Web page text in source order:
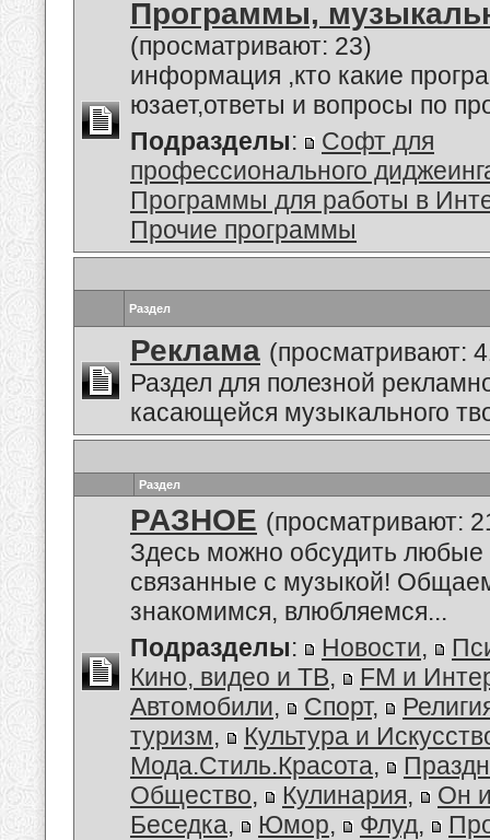
Программы,
(просматривают: 23)
информация ,кто какие
юзает,ответы и вопросы по
Подразделы:
Софт для
профессионального
Программы для работы в
Прочие программы
Раздел
Реклама (просматривают:
Раздел для полезной
касающейся музыкального
Раздел
РАЗНОЕ (просматривают:
Здесь можно обсудить
связанные с музыкой!
знакомимся, влюбляемся...
Подразделы: Новости,
Кино, видео и ТВ,
FM и
Автомобили, Спорт,
туризм,
Культура и
Мода.Стиль.Красота,
Общество, Кулинария,
Он
Беседка, Юмор, Флуд,